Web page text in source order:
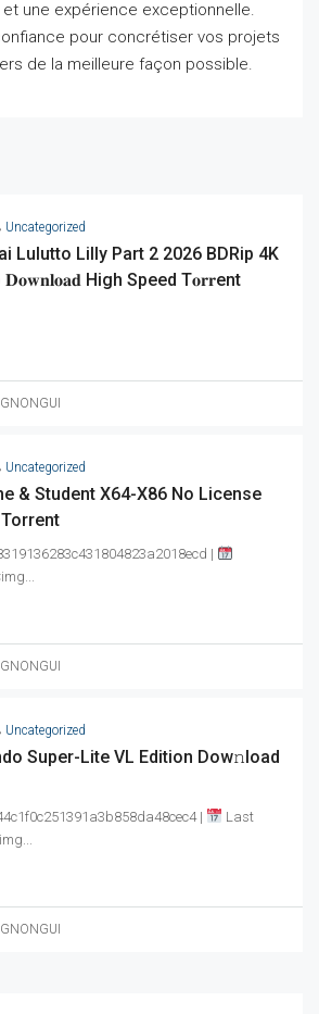
et une expérience exceptionnelle.
pour concrétiser vos projets
de la meilleure façon possible.
Uncategorized
Lulutto Lilly Part 2 2026 BDRip 4K
High Speed T𝐨𝐫𝐫ent
Uncategorized
& Student X64-X86 No License
|
Uncategorized
Super-Lite VL Edition Dow𝚗load
|
Last